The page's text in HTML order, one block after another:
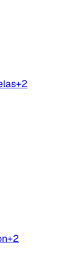
+2
+2